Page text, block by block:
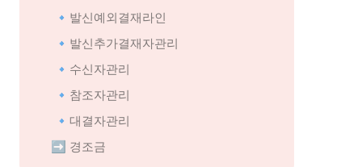
🔹발신예외결재라인
🔹발신추가결재자관리
🔹수신자관리
🔹참조자관리
🔹대결자관리
➡️ 경조금